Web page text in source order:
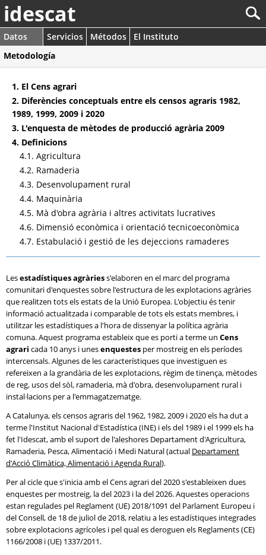
idescat
Datos Servicios Métodos
El Instituto
Metodología
1. El Cens agrari
2. Diferències conceptuals entre els censos agraris 1982,
1989, 1999, 2009 i 2020
3. L'enquesta de mètodes de producció agrària 2009
4. Definicions
4.1. Agricultura
4.2. Ramaderia
4.3. Desenvolupament rural
4.4. Maquinària
4.5. Mà d'obra agrària i altres activitats lucratives
4.6. Dimensió econòmica i orientació tecnicoeconòmica
4.7. Estabulació i gestió de les dejeccions ramaderes
Lesestadístiques agràriess'elaboren en el marc del programa
comunitari d'enquestes sobre l'estructura de les explotacions agràries
que realitzen tots els estats de la Unió Europea. L'objectiu és tenir
informació actualitzada i comparable de tots els estats membres, i
utilitzar les estadístiques a l'hora de dissenyar la política agrària
comuna. Aquest programa estableix que es porti a terme un Cens
agrari cada 10 anys i unesenquestes per mostreig en els períodes
intercensals. Algunes de les característiques que investiguen es
refereixen a la grandària de les explotacions, règim de tinença, mètodes
de reg, usos del sòl, ramaderia, mà d'obra, desenvolupament rural i
instal·lacions per a l'emmagatzematge.
A Catalunya, els censos agraris del 1962, 1982, 2009 i 2020 els ha dut a
terme l'Institut Nacional d'Estadística (INE) i els del 1989 i el 1999 els ha
fet l'Idescat, amb el suport de l'aleshores Departament d'Agricultura,
Ramaderia, Pesca, Alimentació i Medi Natural (actual Departament
d'Acció Climàtica, Alimentació i Agenda Rural).
Per al cicle que s'inicia amb el Cens agrari del 2020 s'estableixen dues
enquestes per mostreig, la del 2023 i la del 2026. Aquestes operacions
estan regulades pel Reglament (UE) 2018/1091 del Parlament Europeu i
del Consell, de 18 de juliol de 2018, relatiu a les estadístiques integrades
sobre explotacions agrícoles i pel qual es deroguen els Reglaments (CE)
1166/2008 i (UE) 1337/2011.